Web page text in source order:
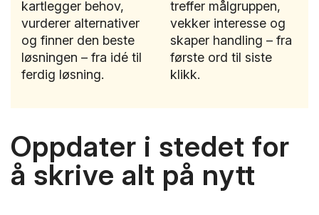
kartlegger behov,
vurderer alternativer
og finner den beste
løsningen – fra idé til
ferdig løsning.
treffer målgruppen,
vekker interesse og
skaper handling – fra
første ord til siste
klikk.
Oppdater i stedet for
å skrive alt på nytt